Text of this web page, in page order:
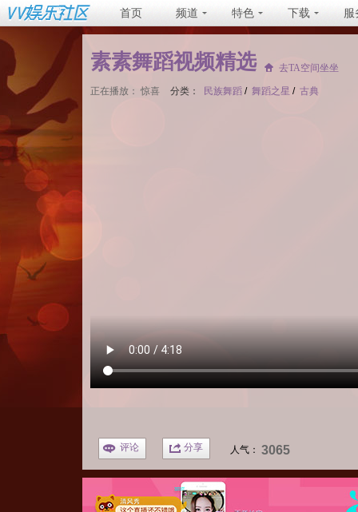
首页 频道 特色 下载 服
素素舞蹈视频精选 去TA空间坐坐
正在播放：惊喜 分类： 民族舞蹈 / 舞蹈之星 / 古典
评论 分享 人气： 3065